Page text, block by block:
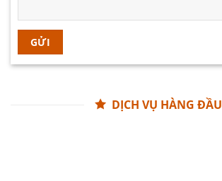
DỊCH VỤ HÀNG ĐẦU